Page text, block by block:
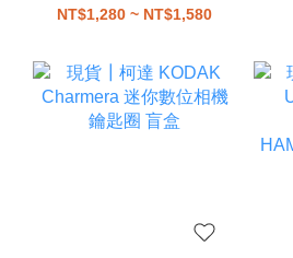
瓶
NT$1,280 ~ NT$1,580